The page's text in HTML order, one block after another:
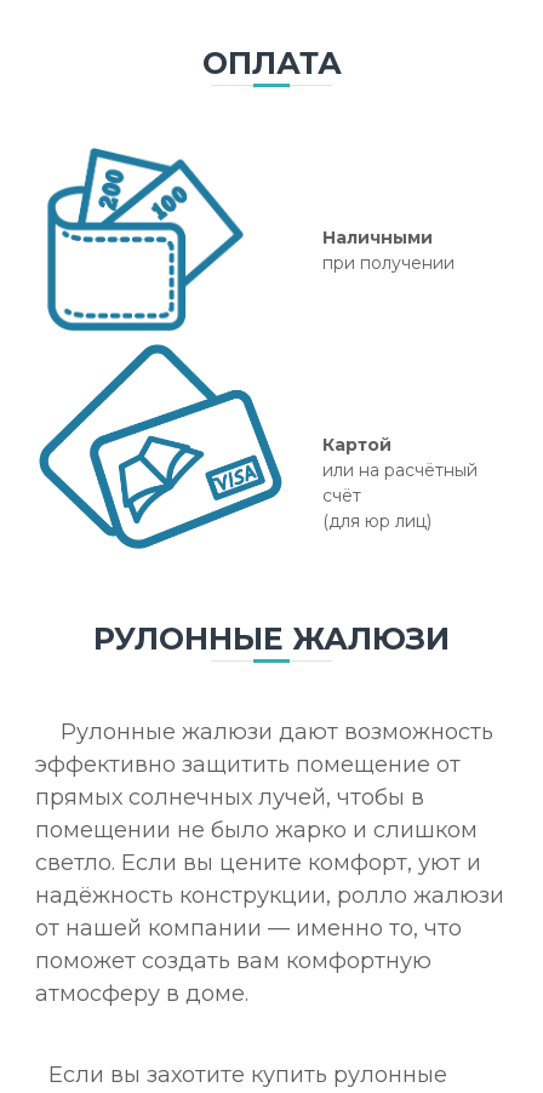
ОПЛАТА
Наличными
при получении
Картой
или на расчётный
счёт
(для юр лиц)
РУЛОННЫЕ ЖАЛЮЗИ
Рулонные жалюзи дают возможность
эффективно защитить помещение от
прямых солнечных лучей, чтобы в
помещении не было жарко и слишком
светло. Если вы цените комфорт, уют и
надёжность конструкции, ролло жалюзи
от нашей компании — именно то, что
поможет создать вам комфортную
атмосферу в доме.
Если вы захотите купить рулонные